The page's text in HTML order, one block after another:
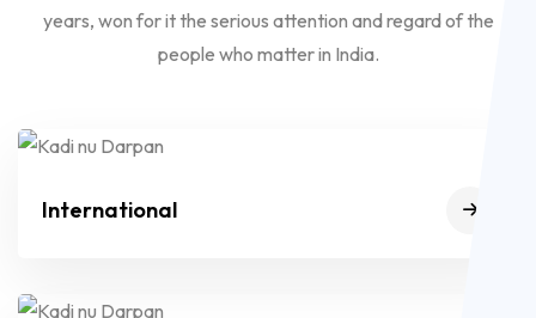
years, won for it the serious attention and regard of the
people who matter in India.
International